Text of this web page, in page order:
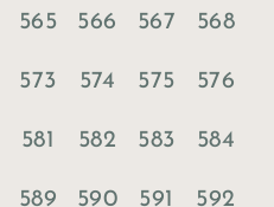
565 566 567 568
573 574 575 576
581 582 583 584
589 590 591 592